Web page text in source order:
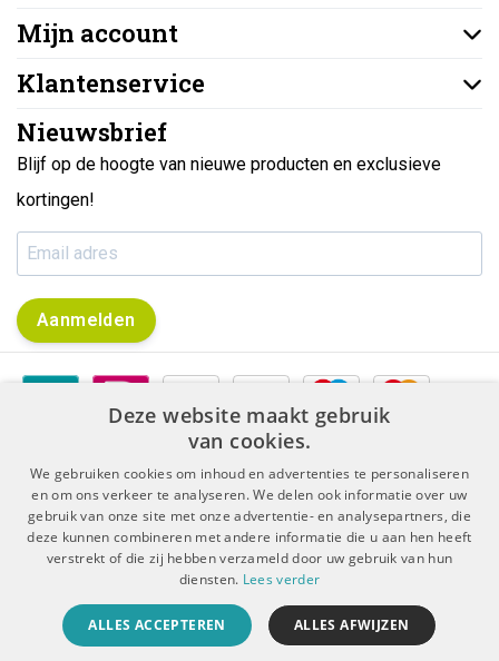
Mijn account
Klantenservice
Nieuwsbrief
Blijf op de hoogte van nieuwe producten en exclusieve
kortingen!
Aanmelden
Algemene voorwaarden | Disclaimer & Privacy Protocol |
Sitemap | RSS Feed
© Copyright 2026 - De Boer Dental | Realisatie
Beoordeling opKiyOhvoor De Boer Dental: 9.4/10 (5909 beoordelingen)
Deze website maakt gebruik
van cookies.
We gebruiken cookies om inhoud en advertenties te personaliseren
en om ons verkeer te analyseren. We delen ook informatie over uw
gebruik van onze site met onze advertentie- en analysepartners, die
deze kunnen combineren met andere informatie die u aan hen heeft
verstrekt of die zij hebben verzameld door uw gebruik van hun
diensten. Lees verder
ALLES ACCEPTEREN ALLES AFWIJZEN